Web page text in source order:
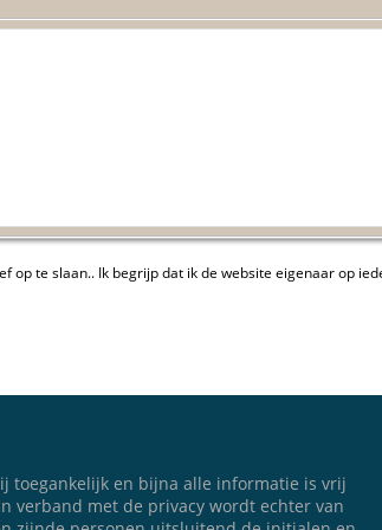
te slaan.. Ik begrijp dat ik de website eigenaar op
toegankelijk en bijna alle informatie is vrij
verband met de privacy wordt echter van